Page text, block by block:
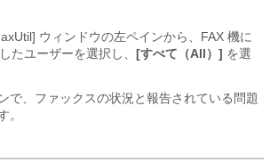
ウィンドウの左ペインから、FAX 機に
たユーザーを選択し、 [すべて（All）] を選
で、ファックスの状況と報告されている問題
。